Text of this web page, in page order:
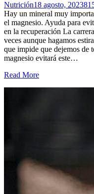
Nutrición18 agosto, 2023
Hay un mineral muy
el magnesio. Ayuda para
en la recuperación La
veces aunque hagamos
que impide que dejemos de
magnesio evitará este…
Read More